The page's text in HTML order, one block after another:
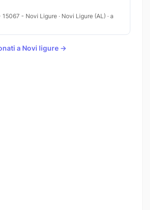
- Novi Ligure · Novi Ligure (AL) · a
a Novi ligure →